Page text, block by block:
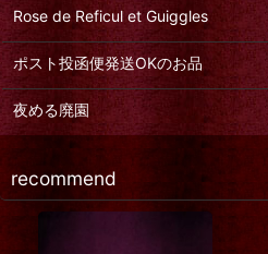
Rose de Reficul et Guiggles
ポスト投函便発送OKのお品
夜める廃園
recommend